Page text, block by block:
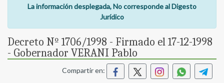
La información desplegada, No corresponde al Digesto
Jurídico
Decreto Nº 1706/1998 - Firmado el 17-12-1998
- Gobernador VERANI Pablo
Compartir en: